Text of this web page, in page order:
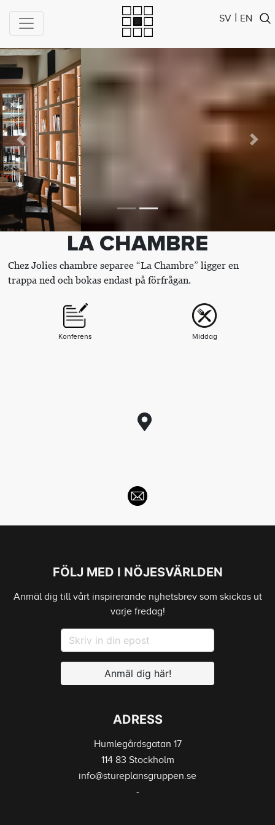
SV | EN
Previous Next
LA CHAMBRE
Chez Jolies chambre separee “La Chambre” ligger en
trappa ned och bokas endast på förfrågan.
Konferens Middag
FÖLJ MED I NÖJESVÄRLDEN
Anmäl dig till vårt inspirerande nyhetsbrev som skickas ut
varje fredag!
Anmäl dig här!
ADRESS
Humlegårdsgatan 17
114 83 Stockholm
info@stureplansgruppen.se
-